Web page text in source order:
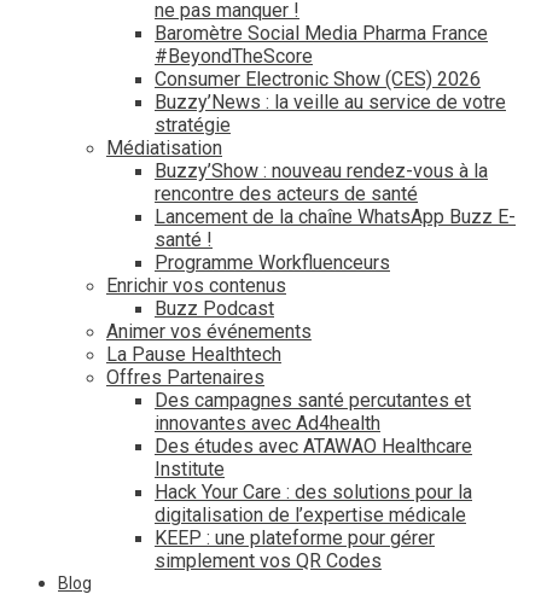
ne pas manquer !
Baromètre Social Media Pharma France
#BeyondTheScore
Consumer Electronic Show (CES) 2026
Buzzy’News : la veille au service de votre
stratégie
Médiatisation
Buzzy’Show : nouveau rendez-vous à la
rencontre des acteurs de santé
Lancement de la chaîne WhatsApp Buzz E-
santé !
Programme Workfluenceurs
Enrichir vos contenus
Buzz Podcast
Animer vos événements
La Pause Healthtech
Offres Partenaires
Des campagnes santé percutantes et
innovantes avec Ad4health
Des études avec ATAWAO Healthcare
Institute
Hack Your Care : des solutions pour la
digitalisation de l’expertise médicale
KEEP : une plateforme pour gérer
simplement vos QR Codes
Blog